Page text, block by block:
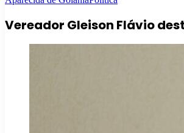
Vereador Gleison Flávio